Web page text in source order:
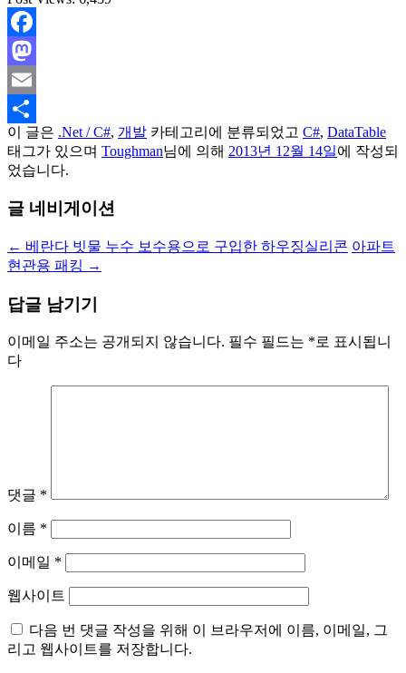
Facebook
Mastodon
Email
Share
이 글은 .Net / C#, 개발 카테고리에 분류되었고 C#, DataTable
태그가 있으며 Toughman님에 의해 2013년 12월 14일에 작성되
었습니다.
글 네비게이션
← 베란다 빗물 누수 보수용으로 구입한 하우징실리콘 아파트
현관용 패킹 →
답글 남기기
이메일 주소는 공개되지 않습니다. 필수 필드는 *로 표시됩니
다
댓글 *
이름 *
이메일 *
웹사이트
다음 번 댓글 작성을 위해 이 브라우저에 이름, 이메일, 그
리고 웹사이트를 저장합니다.